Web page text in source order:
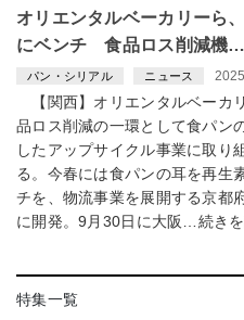
オリエンタルベーカリーら
にベンチ 食品ロス削減機…
パン・シリアル ニュース
【関西】オリエンタルベーカ
品ロス削減の一環として食パン
したアップサイクル事業に取り
る。今春には食パンの耳を再生
チを、物流事業を展開する京都
に開発。9月30日に大阪…続き
特集一覧